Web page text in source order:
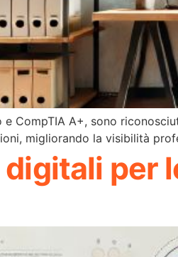
CompTIA A+, sono
migliorando la visibilità
per